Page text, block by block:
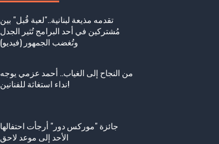
تقدمه مذيعة لبنانية.."لعبة قُبل" بين
مُشتركين في أحد البرامج تُثير الجدل
وتُغضب الجمهور (فيديو)
من النجاح إلى الغياب.. أحمد عزمي يوجه
نداء استغاثة للفنانين!
جائزة "موركس دور" أرجأت احتفالها
الأحد إلى موعد لاحق